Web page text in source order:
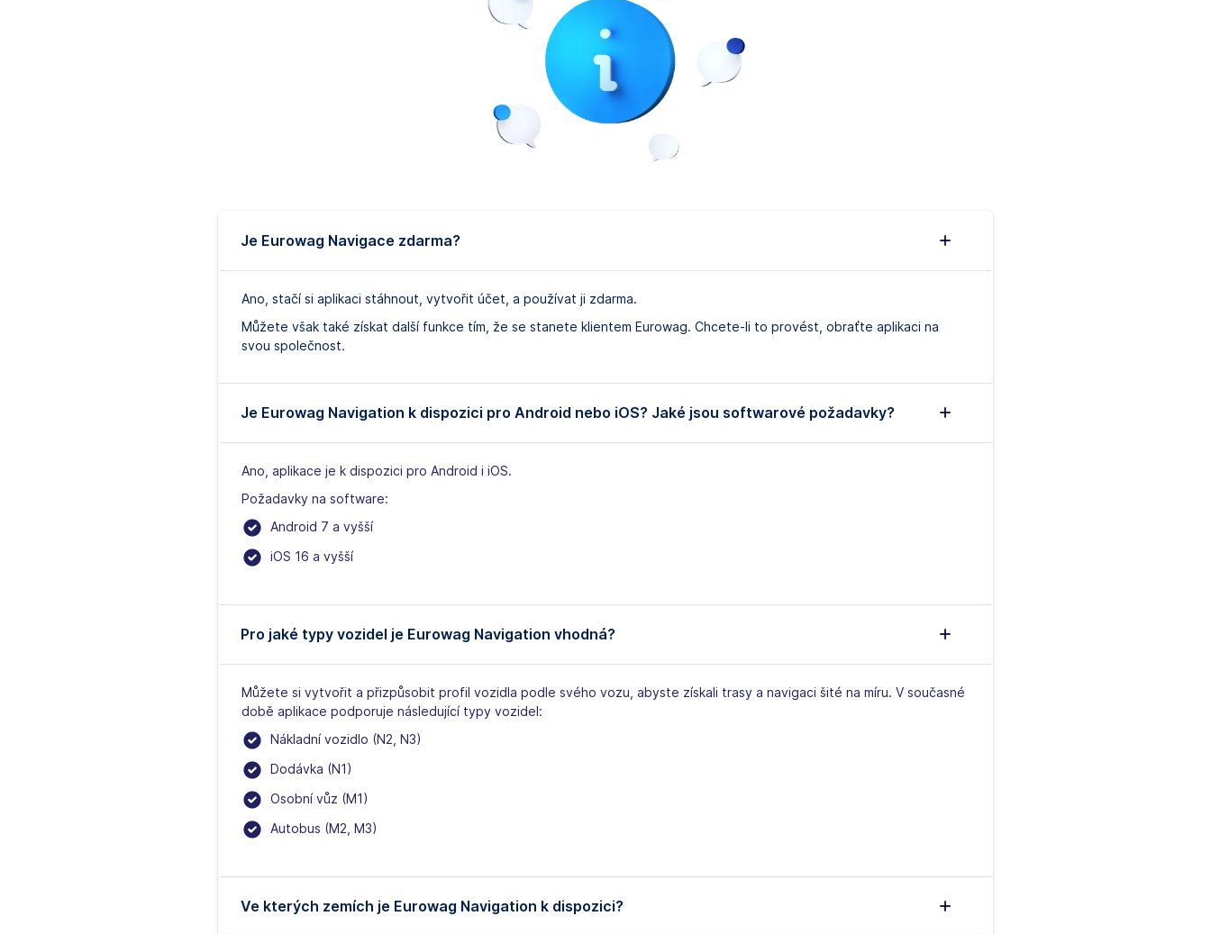
Je Eurowag Navigace zdarma?
Ano, stačí si aplikaci stáhnout, vytvořit účet, a používat ji zdarma.
Můžete však také získat další funkce tím, že se stanete klientem Eurowag. Chcete-li to provést, obraťte aplikaci na
svou společnost.
Je Eurowag Navigation k dispozici pro Android nebo iOS? Jaké jsou softwarové požadavky?
Ano, aplikace je k dispozici pro Android i iOS.
Požadavky na software:
Android 7 a vyšší
iOS 16 a vyšší
Pro jaké typy vozidel je Eurowag Navigation vhodná?
Můžete si vytvořit a přizpůsobit profil vozidla podle svého vozu, abyste získali trasy a navigaci šité na míru. V současné
době aplikace podporuje následující typy vozidel:
Nákladní vozidlo (N2, N3)
Dodávka (N1)
Osobní vůz (M1)
Autobus (M2, M3)
Ve kterých zemích je Eurowag Navigation k dispozici?